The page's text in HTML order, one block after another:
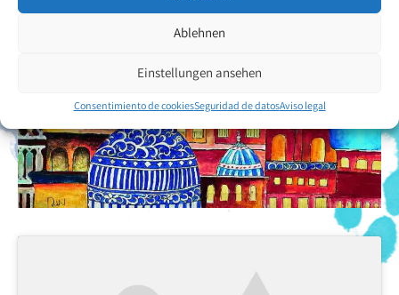
Ablehnen
Einstellungen ansehen
Consentimiento de cookiesSeguridad de datosAviso legal